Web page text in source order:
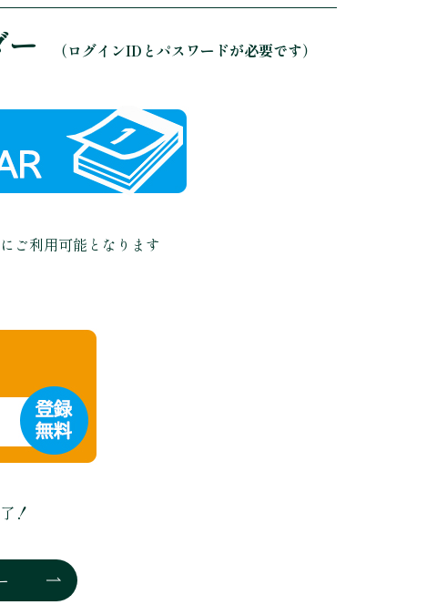
（ログインIDとパスワードが必要です）
ご利用可能となります
！